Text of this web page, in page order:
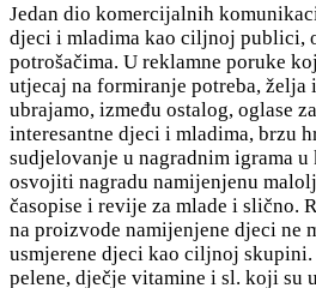
Jedan dio komercijalnih
djeci i mladima kao ciljnoj publici,
potrošačima. U reklamne poruke
utjecaj na formiranje potreba, želja
ubrajamo, između ostalog, oglase
interesantne djeci i mladima, brzu
sudjelovanje u nagradnim igrama u
osvojiti nagradu namijenjenu
časopise i revije za mlade i slično.
na proizvode namijenjene djeci ne
usmjerene djeci kao ciljnoj skupini.
pelene, dječje vitamine i sl. koji su